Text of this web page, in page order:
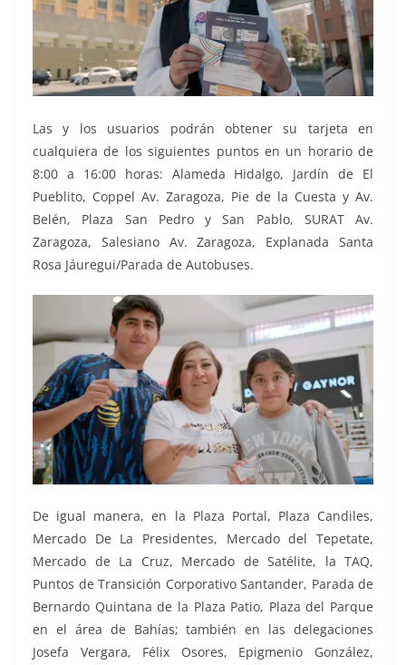
Las y los usuarios podrán obtener su tarjeta en
cualquiera de los siguientes puntos en un horario de
8:00 a 16:00 horas: Alameda Hidalgo, Jardín de El
Pueblito, Coppel Av. Zaragoza, Pie de la Cuesta y Av.
Belén, Plaza San Pedro y San Pablo, SURAT Av.
Zaragoza, Salesiano Av. Zaragoza, Explanada Santa
Rosa Jáuregui/Parada de Autobuses.
De igual manera, en la Plaza Portal, Plaza Candiles,
Mercado De La Presidentes, Mercado del Tepetate,
Mercado de La Cruz, Mercado de Satélite, la TAQ,
Puntos de Transición Corporativo Santander, Parada de
Bernardo Quintana de la Plaza Patio, Plaza del Parque
en el área de Bahías; también en las delegaciones
Josefa Vergara, Félix Osores, Epigmenio González,